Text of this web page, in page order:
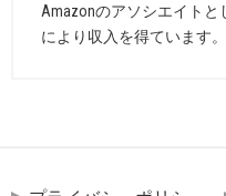
Amazonのアソシエイトと
により収入を得ています。